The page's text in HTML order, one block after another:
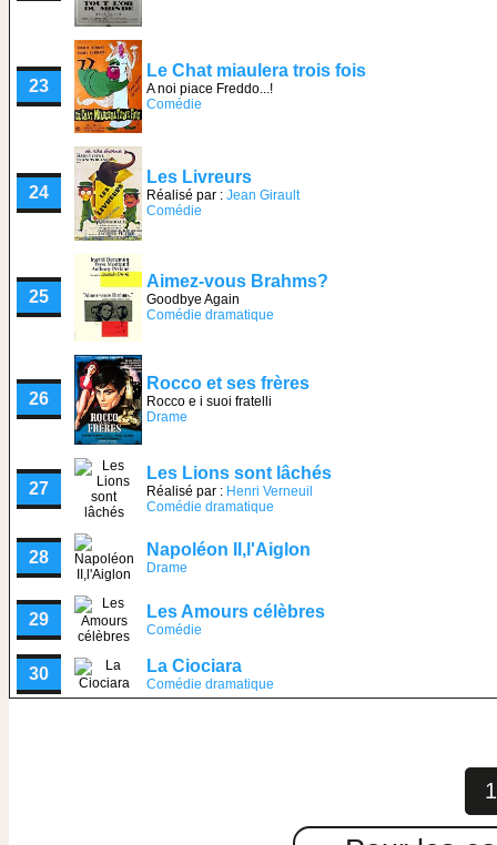
23
Le Chat miaulera trois fois
A noi piace Freddo...!
Comédie
24
Les Livreurs
Réalisé par : Jean Girault
Comédie
25
Aimez-vous Brahms?
Goodbye Again
Comédie dramatique
26
Rocco et ses frères
Rocco e i suoi fratelli
Drame
27
Les Lions sont lâchés
Réalisé par : Henri Verneuil
Comédie dramatique
28 Napoléon II,l'Aiglon
Drame
29 Les Amours célèbres
Comédie
30 La Ciociara
Comédie dramatique